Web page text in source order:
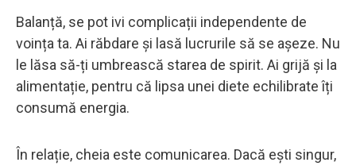
Balanță, se pot ivi complicații independente de
voința ta. Ai răbdare și lasă lucrurile să se așeze. Nu
le lăsa să-ți umbrească starea de spirit. Ai grijă și la
alimentație, pentru că lipsa unei diete echilibrate îți
consumă energia.
În relație, cheia este comunicarea. Dacă ești singur,